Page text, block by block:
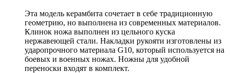
Эта модель керамбита сочетает в себе традиционную
геометрию, но выполнена из современных материалов.
Клинок ножа выполнен из цельного куска
нержавеющей стали. Накладки рукояти изготовлены из
ударопрочного материала G10, который используется на
боевых и военных ножах. Ножны для удобной
переноски входят в комплект.